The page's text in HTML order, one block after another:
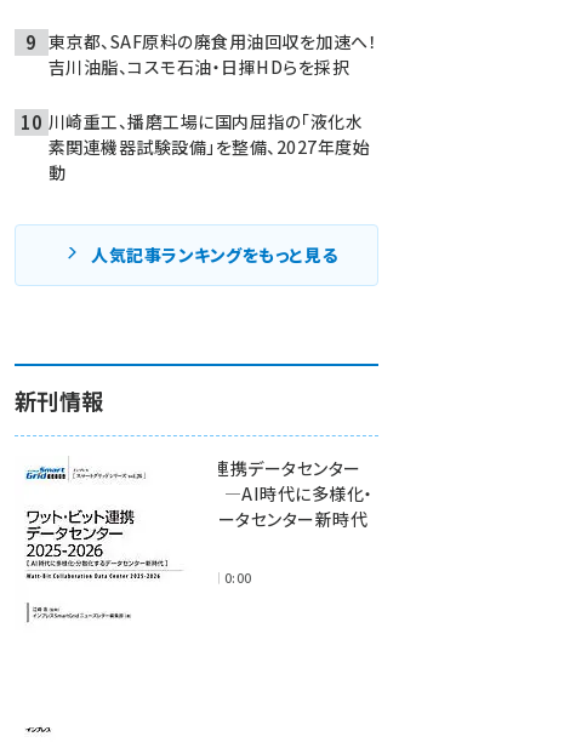
東京都、SAF原料の廃食用油回収を加速へ！
吉川油脂、コスモ石油・日揮HDらを採択
川崎重工、播磨工場に国内屈指の「液化水
素関連機器試験設備」を整備、2027年度始
動
人気記事ランキングをもっと見る
新刊情報
ワット・ビット連携データセンター
2025-2026 ―AI時代に多様化・
分散化するデータセンター新時代
2025年11月28日 0:00